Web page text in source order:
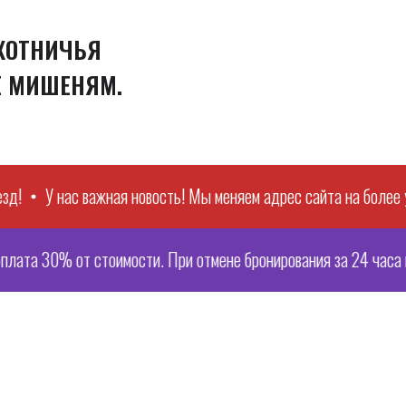
МИШЕНЯМ.
важная новость! Мы меняем адрес сайта на более
от стоимости. При отмене бронирования за 24 часа и